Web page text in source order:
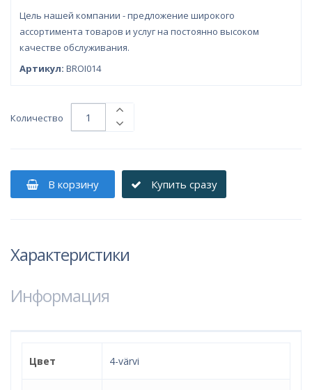
Цель нашей компании - предложение широкого
ассортимента товаров и услуг на постоянно высоком
качестве обслуживания.
Артикул: BROI014
Количество
В корзину Купить сразу
Характеристики
Информация
Цвет 4-värvi